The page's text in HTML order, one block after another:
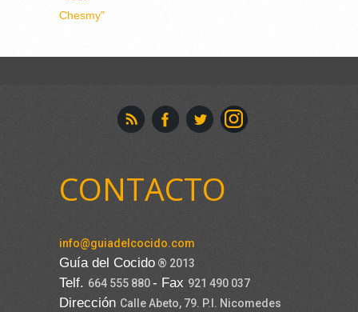
Chesmy"
CONTACTO
info@guiadelcocido.com
Guía del Cocido ® 2013
Telf. 664 555 880- Fax 921 490 037
Dirección Calle Abeto, 79. P.I. Nicomedes